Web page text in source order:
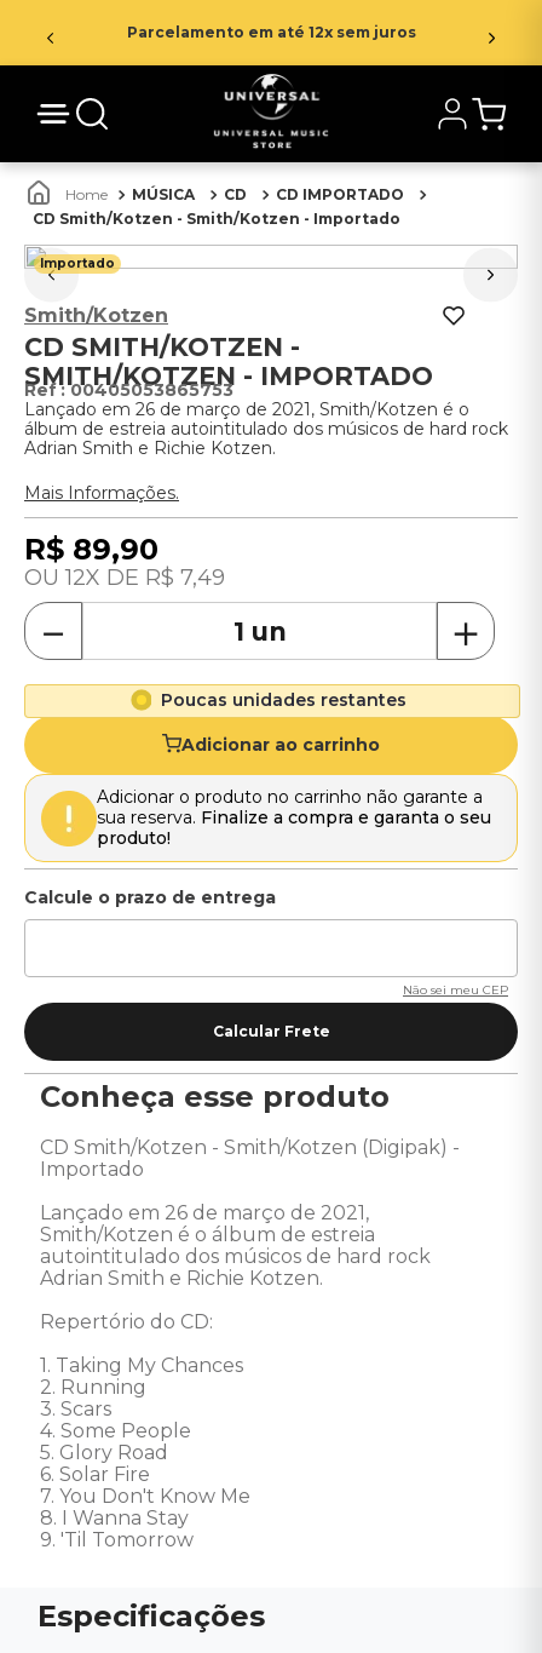
Parcelamento em até 12x sem juros
MÚSICA CD
CD IMPORTADO
CD Smith/Kotzen - Smith/Kotzen - Importado
Importado
Smith/Kotzen
CD SMITH/KOTZEN -
SMITH/KOTZEN - IMPORTADO
:00405053865753
Lançado em 26 de março de 2021, Smith/Kotzen é o
álbum de estreia autointitulado dos músicos de hard rock
Adrian Smith e Richie Kotzen.
Mais Informações.
R$ 89,90
12 R$ 7,49
＋
－
Poucas unidades restantes
Adicionar ao carrinho
Adicionar o produto no carrinho não garante a
sua reserva. Finalize a compra e garanta o seu
produto!
Não sei meu CEP
Conheça esse produto
CD Smith/Kotzen - Smith/Kotzen (Digipak) -
Importado
Lançado em 26 de março de 2021,
Smith/Kotzen é o álbum de estreia
autointitulado dos músicos de hard rock
Adrian Smith e Richie Kotzen.
Repertório do CD:
1. Taking My Chances
2. Running
3. Scars
4. Some People
5. Glory Road
6. Solar Fire
7. You Don't Know Me
8. I Wanna Stay
9. 'Til Tomorrow